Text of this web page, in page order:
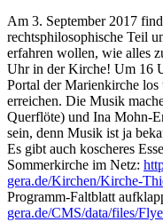
Am 3. September 2017
rechtsphilosophische Teil
erfahren wollen, wie alles
Uhr in der Kirche! Um 16
Portal der Marienkirche
erreichen. Die Musik
Querflöte) und Ina Mohn-
sein, denn Musik ist ja
Es gibt auch koscheres
Sommerkirche im Netz:
gera.de/Kirchen/Kirche-
Programm-Faltblatt
gera.de/CMS/data/files/